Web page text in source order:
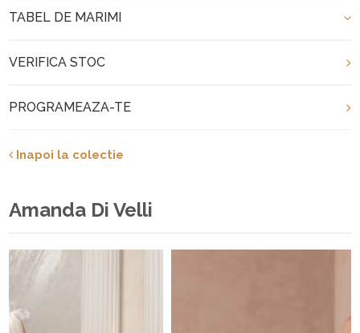
TABEL DE MARIMI
VERIFICA STOC
PROGRAMEAZA-TE
Inapoi la colectie
Amanda Di Velli